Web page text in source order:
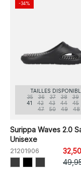
TAILLES
35
36 37 38 39
41
42 43 44 45
47
50 49 48
Surippa Waves 2.0
Unisexe
21201906
-34%